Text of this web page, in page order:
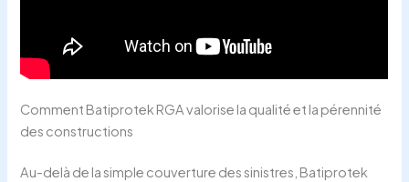
Comment Batiprotek RGA valorise la qualité et la pérennité
des constructions
Au-delà de la simple couverture des sinistres, Batiprotek